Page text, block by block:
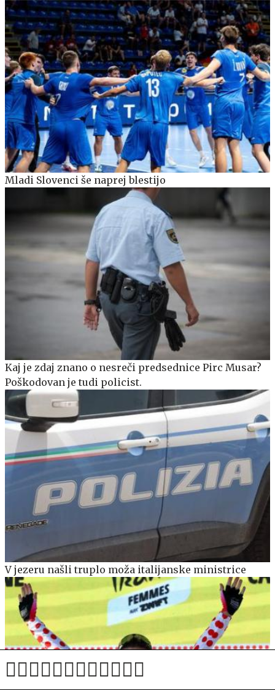
Mladi Slovenci še naprej blestijo
Kaj je zdaj znano o nesreči predsednice Pirc Musar?
Poškodovan je tudi policist.
V jezeru našli truplo moža italijanske ministrice